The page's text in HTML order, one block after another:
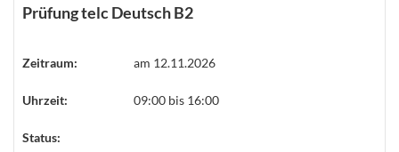
Prüfung telc Deutsch B2
Zeitraum: am 12.11.2026
Uhrzeit: 09:00 bis 16:00
Status: